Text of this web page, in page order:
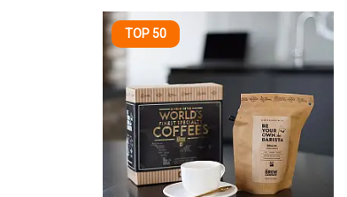
TOP 50